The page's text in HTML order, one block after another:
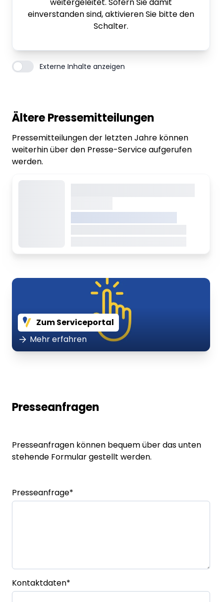
einverstanden sind, aktivieren Sie bitte den
Schalter.
Externe Inhalte anzeigen
Ältere Pressemitteilungen
Pressemitteilungen der letzten Jahre können
weiterhin über den Presse-Service aufgerufen
werden.
Zum Serviceportal
Mehr erfahren
Presseanfragen
Presseanfragen können bequem über das unten
stehende Formular gestellt werden.
Presseanfrage*
Kontaktdaten*